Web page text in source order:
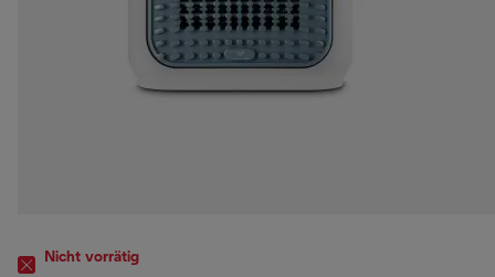
Nicht vorrätig